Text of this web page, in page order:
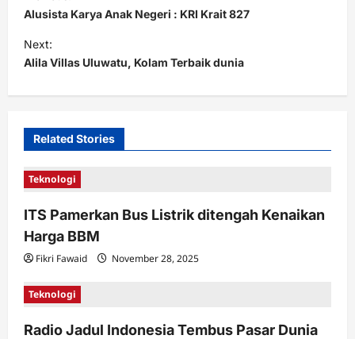
o
s
t
v
g
a
t
i
o
n
Alusista Karya Anak Negeri : KRI Krait 827
Next:
Alila Villas Uluwatu, Kolam Terbaik dunia
Related Stories
Teknologi
ITS Pamerkan Bus Listrik ditengah Kenaikan
Harga BBM
Fikri Fawaid November 28, 2025
Teknologi
Radio Jadul Indonesia Tembus Pasar Dunia